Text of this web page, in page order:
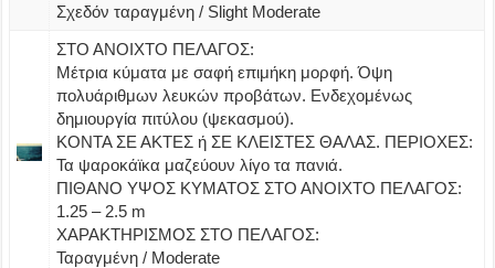
Σχεδόν ταραγμένη / Slight Moderate
ΣΤΟ ΑΝΟΙΧΤΟ ΠΕΛΑΓΟΣ:
Μέτρια κύματα με σαφή επιμήκη μορφή. Όψη
πολυάριθμων λευκών προβάτων. Ενδεχομένως
δημιουργία πιτύλου (ψεκασμού).
ΚΟΝΤΑ ΣΕ ΑΚΤΕΣ ή ΣΕ ΚΛΕΙΣΤΕΣ ΘΑΛΑΣ. ΠΕΡΙΟΧΕΣ:
Τα ψαροκάϊκα μαζεύουν λίγο τα πανιά.
ΠΙΘΑΝΟ ΥΨΟΣ ΚΥΜΑΤΟΣ ΣΤΟ ΑΝΟΙΧΤΟ ΠΕΛΑΓΟΣ:
1.25 – 2.5 m
ΧΑΡΑΚΤΗΡΙΣΜΟΣ ΣΤΟ ΠΕΛΑΓΟΣ:
Ταραγμένη / Moderate